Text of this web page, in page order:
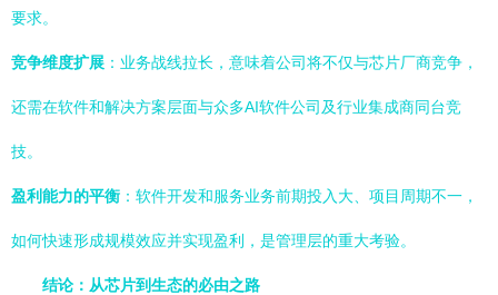
要求。
竞争维度扩展 ：业务战线拉长，意味着公司将不仅与芯片厂商竞争，
还需在软件和解决方案层面与众多AI软件公司及行业集成商同台竞
技。
盈利能力的平衡 ：软件开发和服务业务前期投入大、项目周期不一，
如何快速形成规模效应并实现盈利，是管理层的重大考验。
结论：从芯片到生态的必由之路